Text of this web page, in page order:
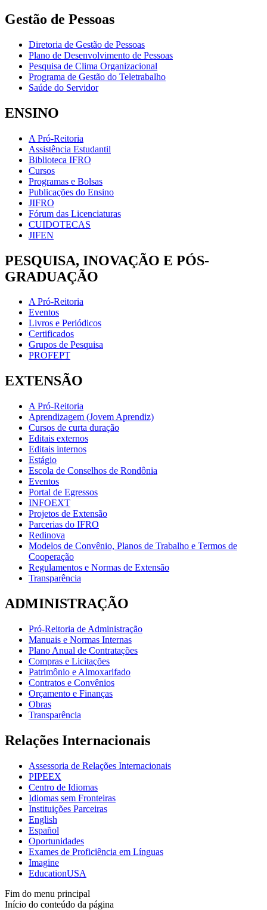
Gestão de Pessoas
Diretoria de Gestão de Pessoas
Plano de Desenvolvimento de Pessoas
Pesquisa de Clima Organizacional
Programa de Gestão do Teletrabalho
Saúde do Servidor
ENSINO
A Pró-Reitoria
Assistência Estudantil
Biblioteca IFRO
Cursos
Programas e Bolsas
Publicações do Ensino
JIFRO
Fórum das Licenciaturas
CUIDOTECAS
JIFEN
PESQUISA, INOVAÇÃO E PÓS-
GRADUAÇÃO
A Pró-Reitoria
Eventos
Livros e Periódicos
Certificados
Grupos de Pesquisa
PROFEPT
EXTENSÃO
A Pró-Reitoria
Aprendizagem (Jovem Aprendiz)
Cursos de curta duração
Editais externos
Editais internos
Estágio
Escola de Conselhos de Rondônia
Eventos
Portal de Egressos
INFOEXT
Projetos de Extensão
Parcerias do IFRO
Redinova
Modelos de Convênio, Planos de Trabalho e Termos de
Cooperação
Regulamentos e Normas de Extensão
Transparência
ADMINISTRAÇÃO
Pró-Reitoria de Administração
Manuais e Normas Internas
Plano Anual de Contratações
Compras e Licitações
Patrimônio e Almoxarifado
Contratos e Convênios
Orçamento e Finanças
Obras
Transparência
Relações Internacionais
Assessoria de Relações Internacionais
PIPEEX
Centro de Idiomas
Idiomas sem Fronteiras
Instituições Parceiras
English
Español
Oportunidades
Exames de Proficiência em Línguas
Imagine
EducationUSA
Fim do menu principal
Início do conteúdo da página